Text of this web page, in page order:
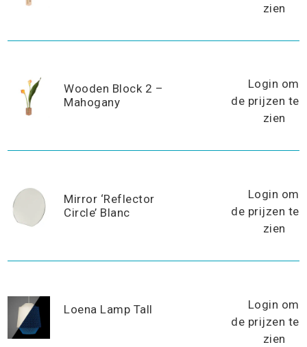
zien
Wooden Block 2 –
Mahogany
Login om
de prijzen te
zien
Mirror ‘Reflector
Circle’ Blanc
Login om
de prijzen te
zien
Loena Lamp Tall
Login om
de prijzen te
zien